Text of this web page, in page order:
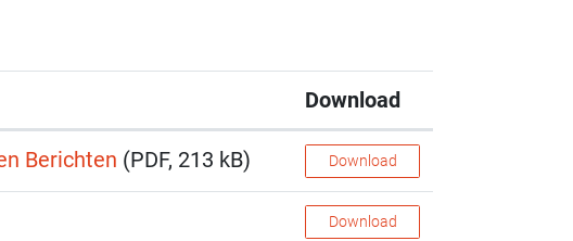
Download
Berichten (PDF, 213 kB) Download
Download